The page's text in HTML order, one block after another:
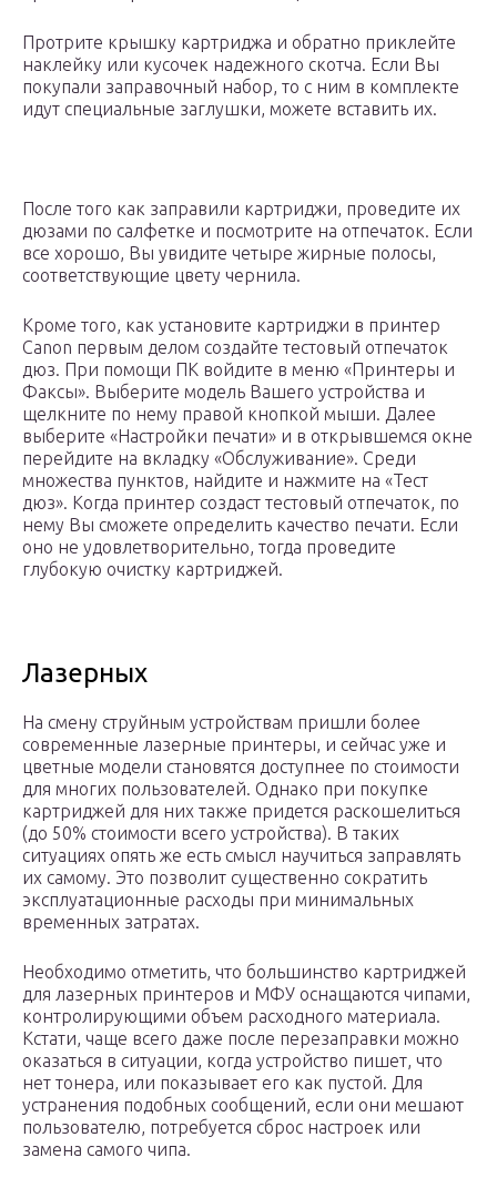
Протрите крышку картриджа и обратно приклейте
наклейку или кусочек надежного скотча. Если Вы
покупали заправочный набор, то с ним в комплекте
идут специальные заглушки, можете вставить их.
После того как заправили картриджи, проведите их
дюзами по салфетке и посмотрите на отпечаток. Если
все хорошо, Вы увидите четыре жирные полосы,
соответствующие цвету чернила.
Кроме того, как установите картриджи в принтер
Canon первым делом создайте тестовый отпечаток
дюз. При помощи ПК войдите в меню «Принтеры и
Факсы». Выберите модель Вашего устройства и
щелкните по нему правой кнопкой мыши. Далее
выберите «Настройки печати» и в открывшемся окне
перейдите на вкладку «Обслуживание». Среди
множества пунктов, найдите и нажмите на «Тест
дюз». Когда принтер создаст тестовый отпечаток, по
нему Вы сможете определить качество печати. Если
оно не удовлетворительно, тогда проведите
глубокую очистку картриджей.
Лазерных
На смену струйным устройствам пришли более
современные лазерные принтеры, и сейчас уже и
цветные модели становятся доступнее по стоимости
для многих пользователей. Однако при покупке
картриджей для них также придется раскошелиться
(до 50% стоимости всего устройства). В таких
ситуациях опять же есть смысл научиться заправлять
их самому. Это позволит существенно сократить
эксплуатационные расходы при минимальных
временных затратах.
Необходимо отметить, что большинство картриджей
для лазерных принтеров и МФУ оснащаются чипами,
контролирующими объем расходного материала.
Кстати, чаще всего даже после перезаправки можно
оказаться в ситуации, когда устройство пишет, что
нет тонера, или показывает его как пустой. Для
устранения подобных сообщений, если они мешают
пользователю, потребуется сброс настроек или
замена самого чипа.